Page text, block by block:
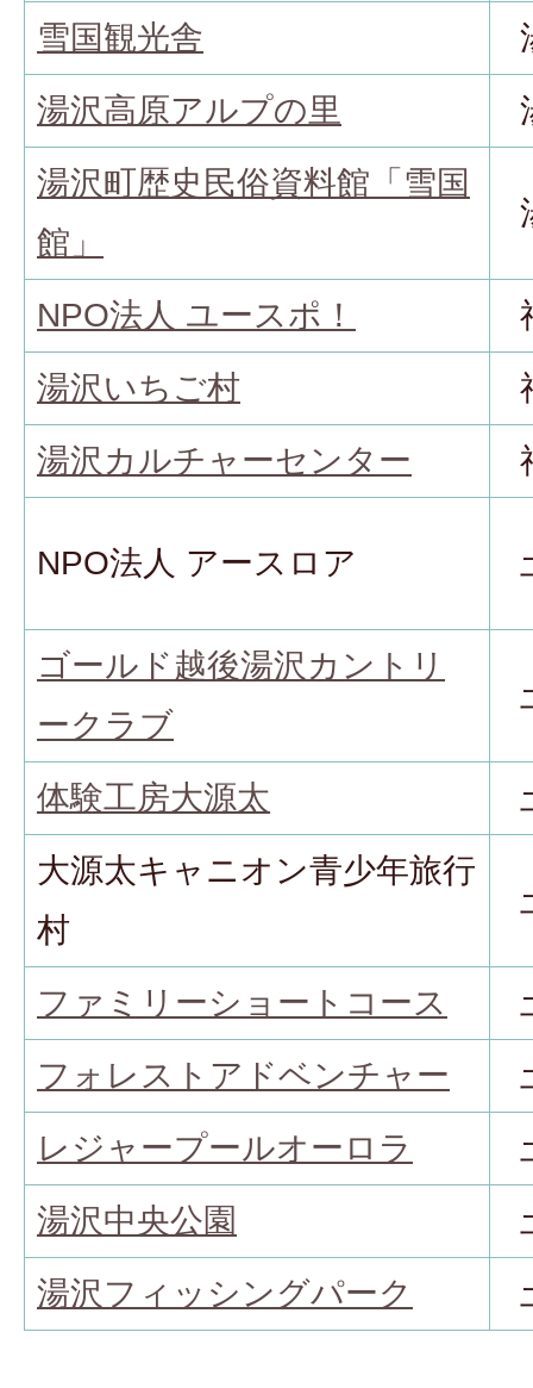
雪国観光舎
湯沢高原アルプの里
湯沢町歴史民俗資料館「雪国
館」
NPO法人 ユースポ！
湯沢いちご村
湯沢カルチャーセンター
NPO法人 アースロア
ゴールド越後湯沢カントリ
ークラブ
体験工房大源太
大源太キャニオン青少年旅行
村
ファミリーショートコース
フォレストアドベンチャー
レジャープールオーロラ
湯沢中央公園
湯沢フィッシングパーク